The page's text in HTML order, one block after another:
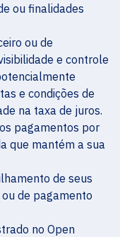
ou finalidades
ou de
e controle
e condições de
na taxa de juros.
pagamentos por
que mantém a sua
de seus
de pagamento
no Open